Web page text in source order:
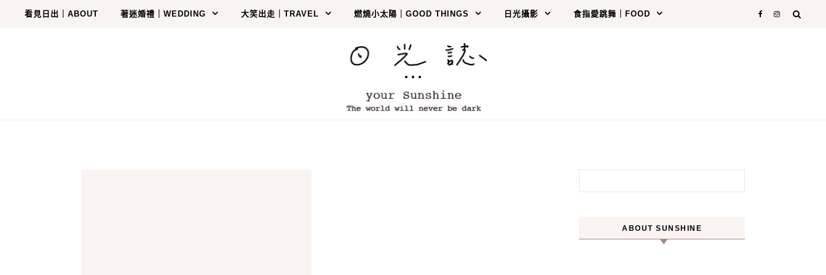
Skip to content
看見日出｜ABOUT 著迷婚禮｜WEDDING 大笑出走｜TRAVEL 燃燒小太陽｜GOOD THINGS 日光攝影 食指愛跳舞｜FOOD
…
ABOUT SUNSHINE